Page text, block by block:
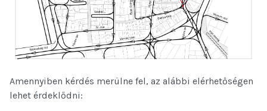
Amennyiben kérdés merülne fel, az alábbi elérhetőségen
lehet érdeklődni: